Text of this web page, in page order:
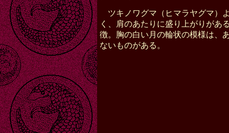
ツキノワグマ（ヒマラヤグマ）
く、肩のあたりに盛り上がりがあ
徴。胸の白い月の輪状の模様は、
ないものがある。